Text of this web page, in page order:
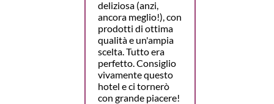
deliziosa (anzi,
ancora meglio!), con
prodotti di ottima
qualità e un'ampia
scelta. Tutto era
perfetto. Consiglio
vivamente questo
hotel e ci tornerò
con grande piacere!